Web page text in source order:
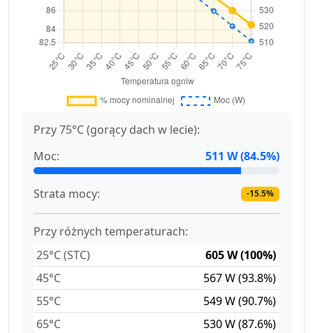
Przy 75°C (gorący dach w lecie):
Moc:
511 W (84.5%)
Strata mocy: -15.5%
Przy różnych temperaturach:
25°C (STC)
605 W (100%)
45°C
567 W (93.8%)
55°C
549 W (90.7%)
65°C
530 W (87.6%)